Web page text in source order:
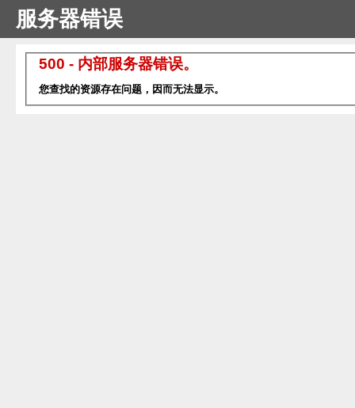
服务器错误
500 - 内部服务器错误。
您查找的资源存在问题，因而无法显示。